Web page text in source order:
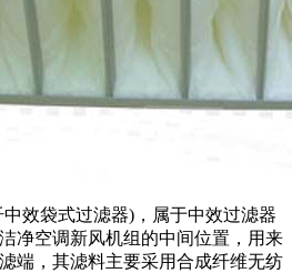
效袋式过滤器)，属于中效过滤器
净空调新风机组的中间位置，用来
端，其滤料主要采用合成纤维无纺